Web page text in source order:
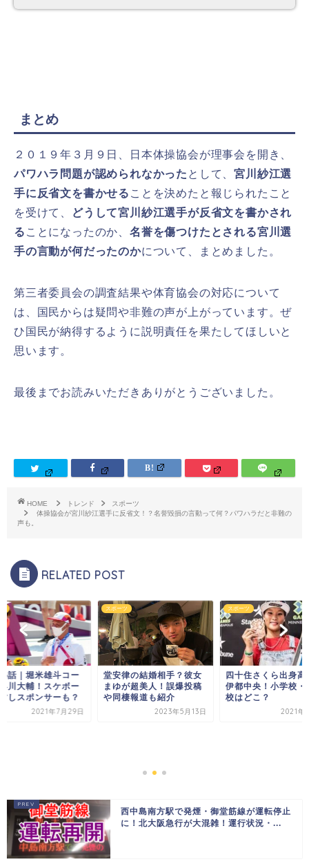
まとめ
２０１９年３月９日、日本体操協会が理事会を開き、
パワハラ問題が認められなかった として、宮川紗江選
手に反省文を書かせる ことを決めたと報じられたこと
を受けて、
どうして宮川紗江選手が反省文を書かされ
る ことになったのか、名誉を傷つけたとされる宮川選
手の言動が何だったのかについて、まとめました。
第三者委員会の調査結果や体育協会の対応について
は、国民からは疑問や非難の声が上がっています。ぜ
ひ国民が納得するように説明責任を果たしてほしいと
思います。
最後までお読みいただきありがとうございました。
HOME トレンド
スポーツ
体操協会が宮川紗江選手に反省文！？名誉毀損の言動って何？パワハラだと非難の
声も。
RELATED POST
話｜堀米雄斗コー
川大輔！スケボー
しスポンサーも？
2021年7月29日
スポーツ
堂安律の結婚相手？彼女
まゆが超美人！誤爆投稿
や同棲報道も紹介
2023年5月13日
スポーツ
四十住さくら出身高
伊都中央！小学校・
校はどこ？
2021年
西中島南方駅で発煙・御堂筋線が運転停止
に！北大阪急行が大混雑！運行状況・...